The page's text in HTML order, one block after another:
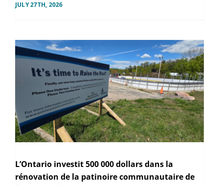
JULY 27TH, 2026
L’Ontario investit 500 000 dollars dans la
rénovation de la patinoire communautaire de